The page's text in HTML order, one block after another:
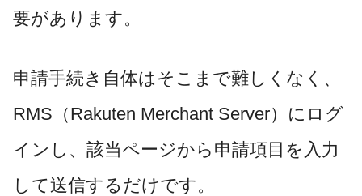
要があります。
申請手続き自体はそこまで難しくなく、
RMS（Rakuten Merchant Server）にログ
インし、該当ページから申請項目を入力
して送信するだけです。